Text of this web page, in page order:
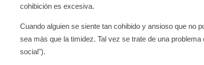
cohibición es excesiva.
Cuando alguien se siente tan cohibido y ansioso que no
sea más que la timidez. Tal vez se trate de una
social").